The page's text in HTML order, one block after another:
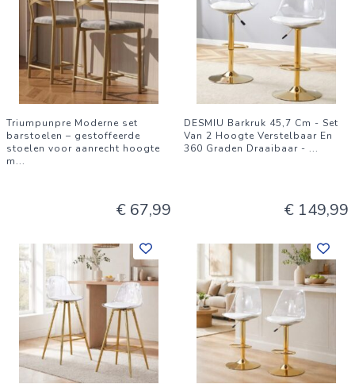
Triumpunpre Moderne set
barstoelen – gestoffeerde
stoelen voor aanrecht hoogte
m...
€ 67,99
DESMIU Barkruk 45,7 Cm - Set
Van 2 Hoogte Verstelbaar En
360 Graden Draaibaar - ...
€ 149,99